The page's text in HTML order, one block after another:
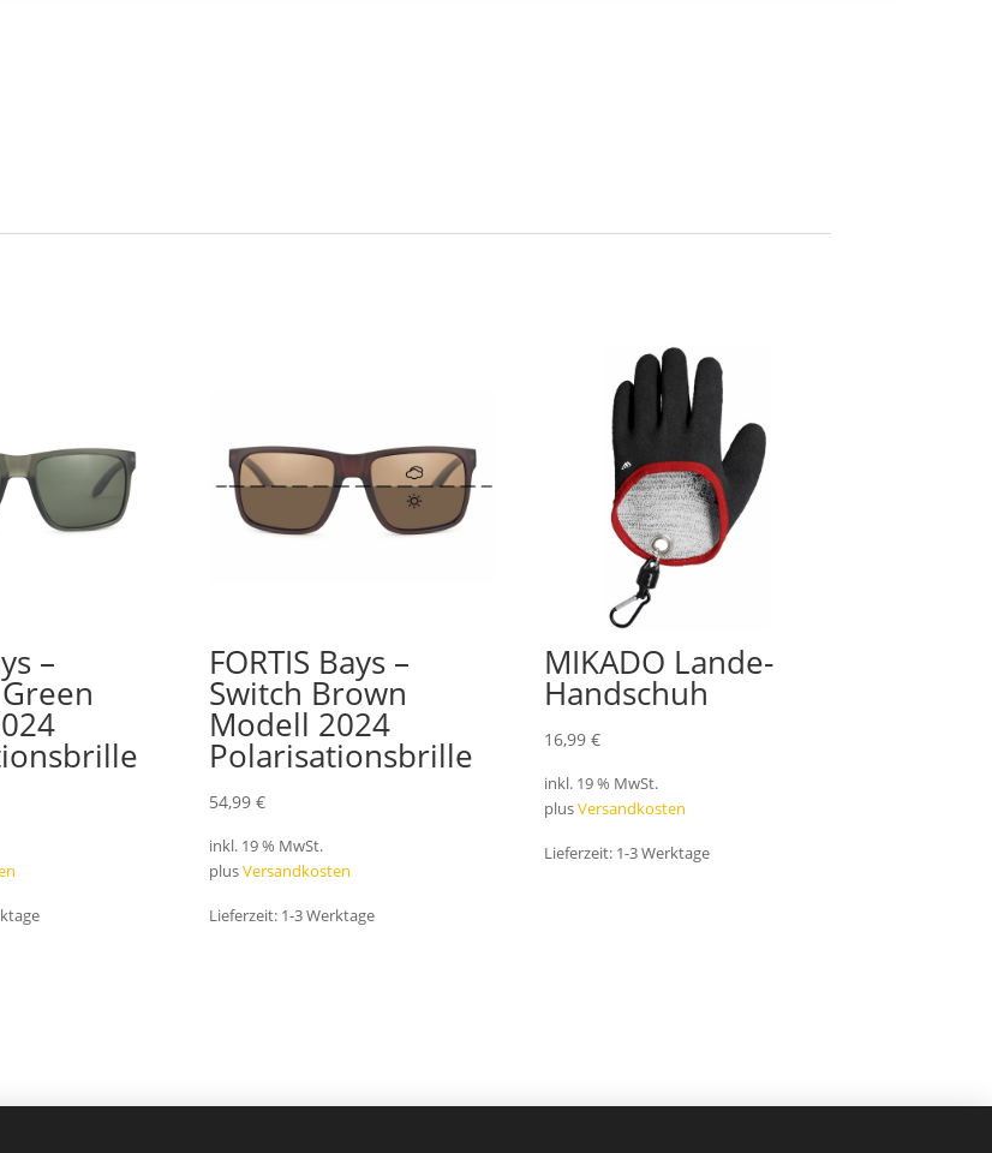
– FORTIS Bays –
Switch Brown
Modell 2024
Polarisationsbrille
54,99€
inkl. 19 % MwSt.
plusVersandkosten
Lieferzeit: 1-3 Werktage
MIKADO Lande-
Handschuh
16,99€
inkl. 19 % MwSt.
plusVersandkosten
Lieferzeit: 1-3 Werktage